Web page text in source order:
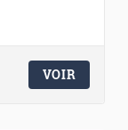
VOIR